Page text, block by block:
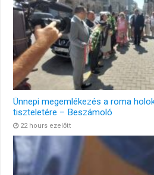
Ünnepi megemlékezés a roma
tiszteletére – Beszámoló
22 hours ezelőtt